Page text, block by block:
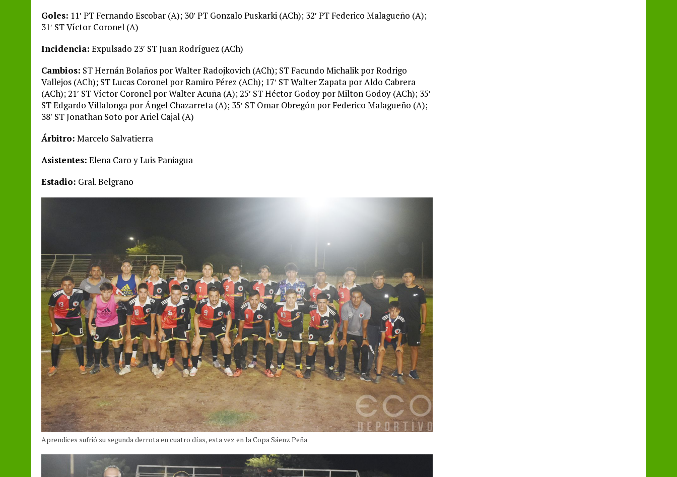
Goles: 11′ PT Fernando Escobar (A); 30′ PT Gonzalo Puskarki (ACh); 32′ PT Federico Malagueño (A);
31′ ST Víctor Coronel (A)
Incidencia: Expulsado 23′ ST Juan Rodríguez (ACh)
Cambios: ST Hernán Bolaños por Walter Radojkovich (ACh); ST Facundo Michalik por Rodrigo
Vallejos (ACh); ST Lucas Coronel por Ramiro Pérez (ACh); 17′ ST Walter Zapata por Aldo Cabrera
(ACh); 21′ ST Víctor Coronel por Walter Acuña (A); 25′ ST Héctor Godoy por Milton Godoy (ACh); 35′
ST Edgardo Villalonga por Ángel Chazarreta (A); 35′ ST Omar Obregón por Federico Malagueño (A);
38′ ST Jonathan Soto por Ariel Cajal (A)
Árbitro: Marcelo Salvatierra
Asistentes: Elena Caro y Luis Paniagua
Estadio: Gral. Belgrano
Aprendices sufrió su segunda derrota en cuatro días, esta vez en la Copa Sáenz Peña